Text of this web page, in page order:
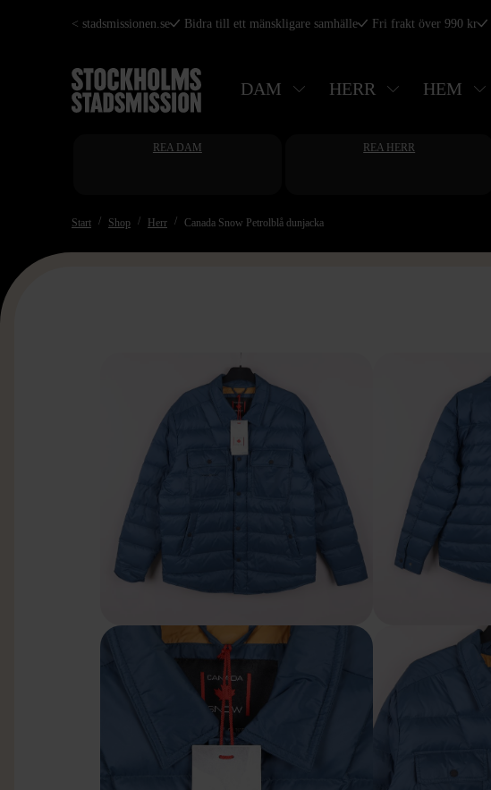
Hoppa
huvudinnehåll
< stadsmissionen.se Bidra till ett mänskligare samhälle Fri frakt över 990 kr
DAM HERR HEM
REA DAM REA HERR
Start Shop Herr Canada Snow Petrolblå dunjacka